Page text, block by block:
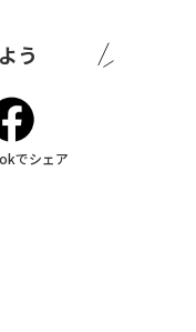
う
でシェア